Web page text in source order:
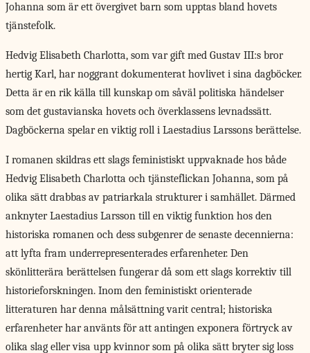
Johanna som är ett övergivet barn som upptas bland hovets
tjänstefolk.
Hedvig Elisabeth Charlotta, som var gift med Gustav III:s bror
hertig Karl, har noggrant dokumenterat hovlivet i sina dagböcker.
Detta är en rik källa till kunskap om såväl politiska händelser
som det gustavianska hovets och överklassens levnadssätt.
Dagböckerna spelar en viktig roll i Laestadius Larssons berättelse.
I romanen skildras ett slags feministiskt uppvaknade hos både
Hedvig Elisabeth Charlotta och tjänsteflickan Johanna, som på
olika sätt drabbas av patriarkala strukturer i samhället. Därmed
anknyter Laestadius Larsson till en viktig funktion hos den
historiska romanen och dess subgenrer de senaste decennierna:
att lyfta fram underrepresenterades erfarenheter. Den
skönlitterära berättelsen fungerar då som ett slags korrektiv till
historieforskningen. Inom den feministiskt orienterade
litteraturen har denna målsättning varit central; historiska
erfarenheter har använts för att antingen exponera förtryck av
olika slag eller visa upp kvinnor som på olika sätt bryter sig loss